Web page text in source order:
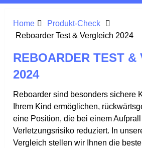
Home
Produkt-Check
Reboarder Test & Vergleich 2024
REBOARDER TEST &
2024
Reboarder sind besonders sichere
Ihrem Kind ermöglichen,
eine Position, die bei einem
Verletzungsrisiko reduziert. In
Vergleich stellen wir Ihnen die